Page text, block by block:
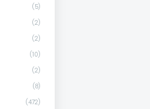
(5)
(2)
(2)
(10)
(2)
(8)
(472)